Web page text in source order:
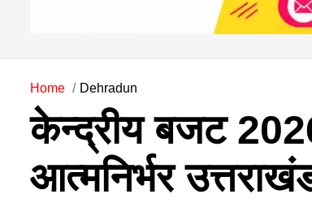
Home Dehradun
केन्द्रीय बजट
आत्मनिर्भर